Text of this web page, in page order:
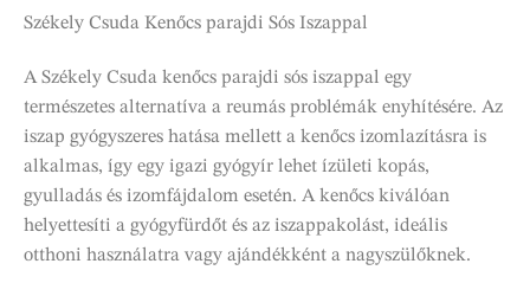
Székely Csuda Kenőcs parajdi Sós Iszappal
A Székely Csuda kenőcs parajdi sós iszappal egy
természetes alternatíva a reumás problémák enyhítésére. Az
iszap gyógyszeres hatása mellett a kenőcs izomlazításra is
alkalmas, így egy igazi gyógyír lehet ízületi kopás,
gyulladás és izomfájdalom esetén. A kenőcs kiválóan
helyettesíti a gyógyfürdőt és az iszappakolást, ideális
otthoni használatra vagy ajándékként a nagyszülőknek.